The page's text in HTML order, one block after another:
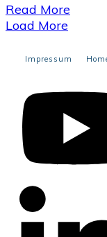
​Read More
Load More
Impressum